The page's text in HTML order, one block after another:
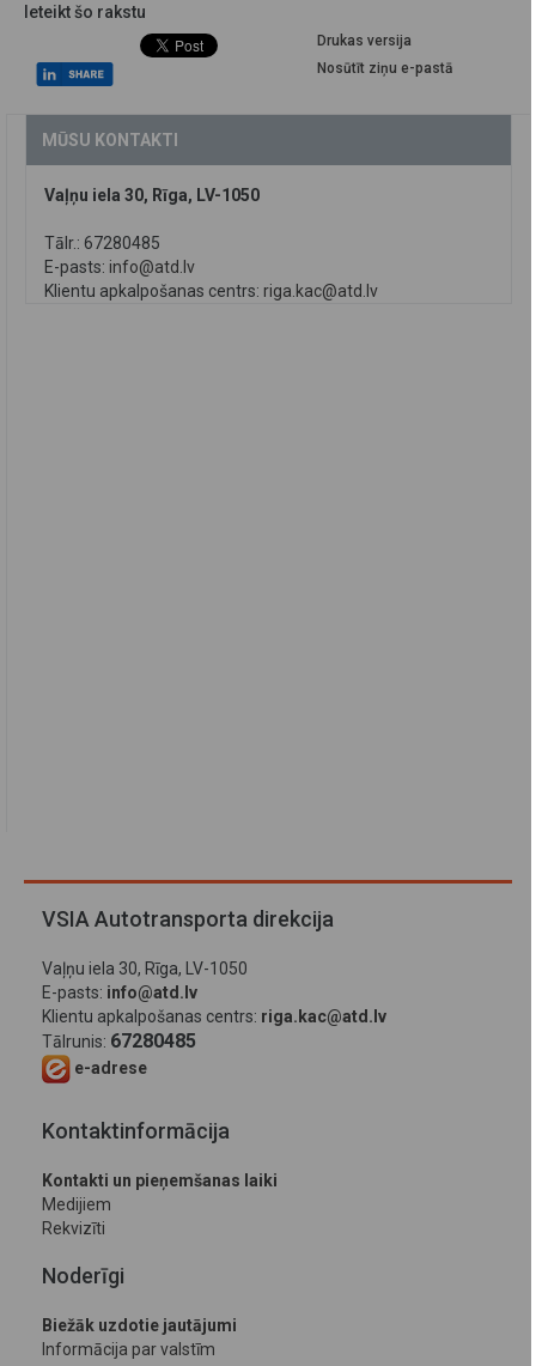
Ieteikt šo rakstu
Drukas versija
Nosūtīt ziņu e-pastā
MŪSU KONTAKTI
Vaļņu iela 30, Rīga, LV-1050
Tālr.: 67280485
E-pasts: info@atd.lv
Klientu apkalpošanas centrs: riga.kac@atd.lv
VSIA Autotransporta direkcija
Vaļņu iela 30, Rīga, LV-1050
E-pasts: info@atd.lv
Klientu apkalpošanas centrs: riga.kac@atd.lv
Tālrunis: 67280485
e-adrese
Kontaktinformācija
Kontakti un pieņemšanas laiki
Medijiem
Rekvizīti
Noderīgi
Biežāk uzdotie jautājumi
Informācija par valstīm